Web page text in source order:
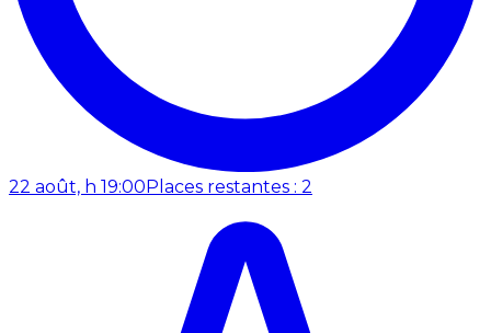
22 août, h 19:00Places restantes : 2